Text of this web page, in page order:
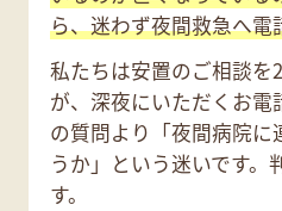
ら、迷わず夜間救急へ電
私たちは安置のご相談を
が、深夜にいただくお電
の質問より「夜間病院に
うか」という迷いです。
す。